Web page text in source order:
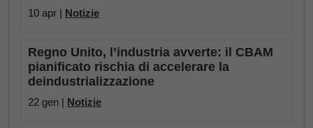
10 apr | Notizie
Regno Unito, l’industria avverte: il CBAM
pianificato rischia di accelerare la
deindustrializzazione
22 gen | Notizie